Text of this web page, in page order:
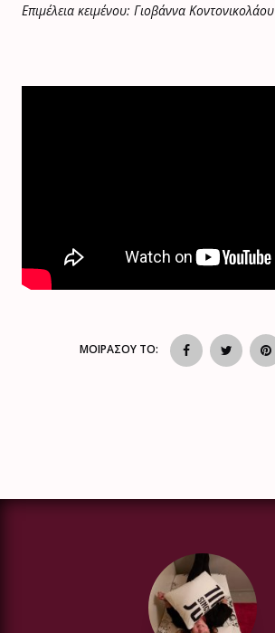
Επιμέλεια κειμένου: Γιοβάννα Κοντονικολάου
ΜΟΙΡΑΣΟΥ ΤΟ: